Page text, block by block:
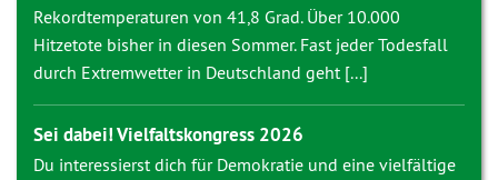
Rekordtemperaturen von 41,8 Grad. Über 10.000
Hitzetote bisher in diesen Sommer. Fast jeder Todesfall
durch Extremwetter in Deutschland geht [...]
Sei dabei! Vielfaltskongress 2026
Du interessierst dich für Demokratie und eine vielfältige